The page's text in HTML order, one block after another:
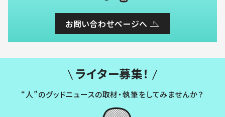
お問い合わせページへ
ライター募集！
“人”のグッドニュースの取材・執筆をしてみませんか？